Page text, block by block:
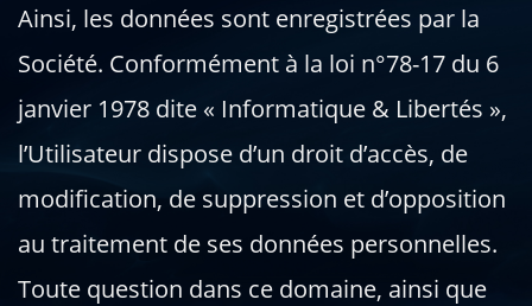
Ainsi, les données sont enregistrées par la
Société. Conformément à la loi n°78-17 du 6
janvier 1978 dite « Informatique & Libertés »,
l’Utilisateur dispose d’un droit d’accès, de
modification, de suppression et d’opposition
au traitement de ses données personnelles.
Toute question dans ce domaine, ainsi que